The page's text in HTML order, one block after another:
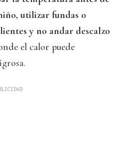
utilizar fundas o
y no andar descalzo
el calor puede